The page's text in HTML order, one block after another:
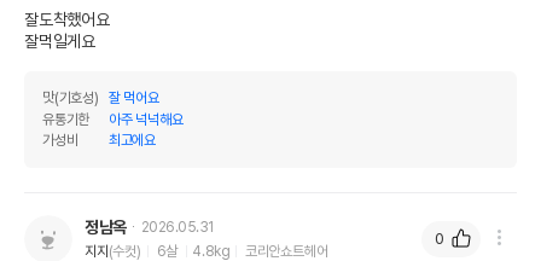
잘도착했어요
잘먹일게요
맛(기호성)
잘 먹어요
유통기한
아주 넉넉해요
가성비
최고에요
정남옥
2026.05.31
지지 (수컷) 6살 4.8kg 코리안쇼트헤어
0